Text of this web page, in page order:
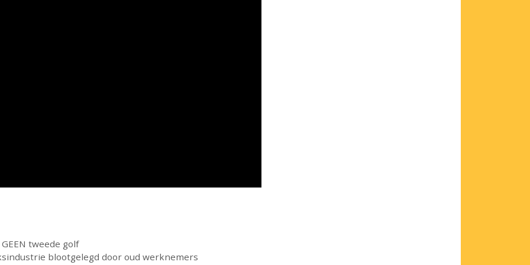
tweede golf
blootgelegd door oud werknemers